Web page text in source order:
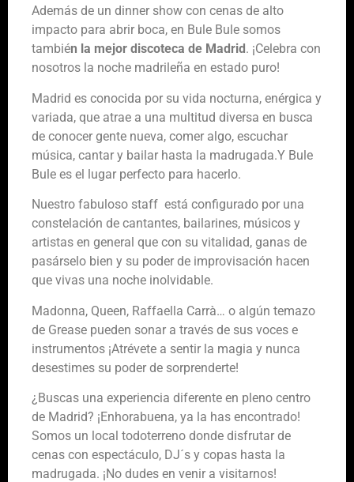
Además de un dinner show con cenas de alto
impacto para abrir boca, en Bule Bule somos
también la mejor discoteca de Madrid . ¡Celebra con
nosotros la noche madrileña en estado puro!
Madrid es conocida por su vida nocturna, enérgica y
variada, que atrae a una multitud diversa en busca
de conocer gente nueva, comer algo, escuchar
música, cantar y bailar hasta la madrugada.Y Bule
Bule es el lugar perfecto para hacerlo.
Nuestro fabuloso staff está configurado por una
constelación de cantantes, bailarines, músicos y
artistas en general que con su vitalidad, ganas de
pasárselo bien y su poder de improvisación hacen
que vivas una noche inolvidable.
Madonna, Queen, Raffaella Carrà… o algún temazo
de Grease pueden sonar a través de sus voces e
instrumentos ¡Atrévete a sentir la magia y nunca
desestimes su poder de sorprenderte!
¿Buscas una experiencia diferente en pleno centro
de Madrid? ¡Enhorabuena, ya la has encontrado!
Somos un local todoterreno donde disfrutar de
cenas con espectáculo, DJ´s y copas hasta la
madrugada. ¡No dudes en venir a visitarnos!